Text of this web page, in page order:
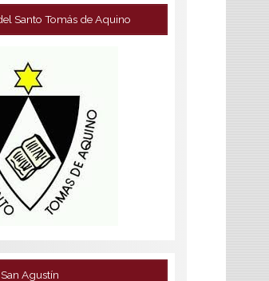
Santo Tomás de Aquino
Agustín